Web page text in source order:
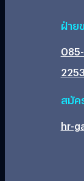
ฝ่าย
2253
สมัค
hr-